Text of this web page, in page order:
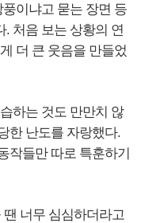
이냐고 묻는 장면 등
. 처음 보는 상황의 연
더 큰 웃음을 만들었
하는 것도 만만치 않
한 난도를 자랑했다.
작들만 따로 특훈하기
너무 심심하더라고